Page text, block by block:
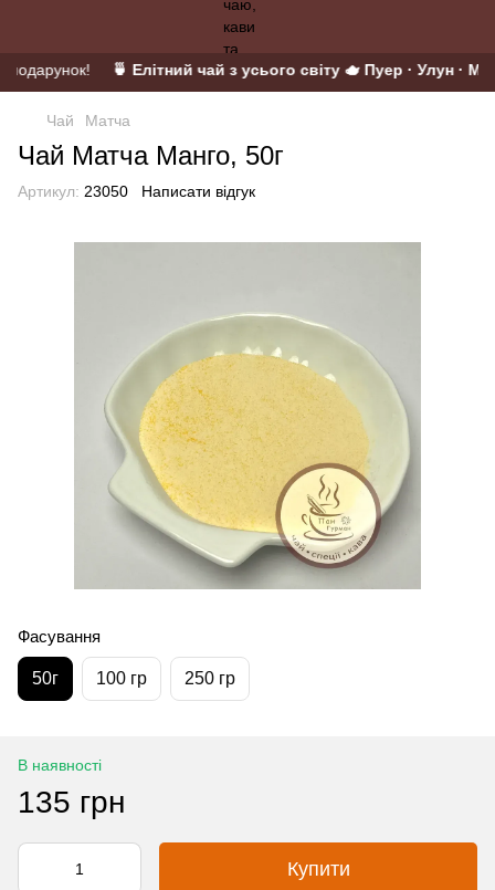
🍵 Елітний чай з усього світу 🫖 Пуер · Улун ·
Чай Матча
Чай Матча Манго, 50г
Артикул: 23050 Написати відгук
Фасування
50г 100 гр 250 гр
В наявності
135 грн
Купити